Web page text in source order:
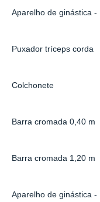
Aparelho de ginástica -
Puxador tríceps corda
Colchonete
Barra cromada 0,40 m
Barra cromada 1,20 m
Aparelho de ginástica